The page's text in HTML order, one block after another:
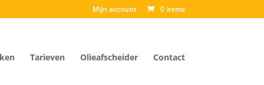
Mijn account 0 items
Tarieven Olieafscheider Contact